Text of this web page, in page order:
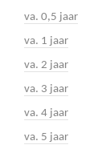
va. 0,5 jaar
va. 1 jaar
va. 2 jaar
va. 3 jaar
va. 4 jaar
va. 5 jaar